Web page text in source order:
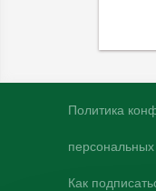
Политика
Как